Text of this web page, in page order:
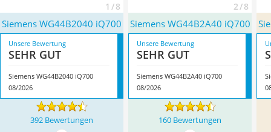
1 / 8 2 / 8
Siemens WG44B2040 iQ700 Siemens WG44B2A40 iQ700
Unsere Bewertung
SEHR GUT
Siemens WG44B2040 iQ700
08/2026
Unsere Bewertung
SEHR GUT
Siemens WG44B2A40 iQ700
08/2026
392 Bewertungen 160 Bewertungen